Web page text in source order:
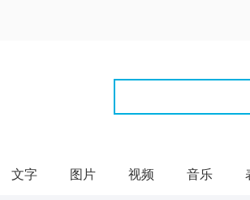
文字 图片 视频 音乐